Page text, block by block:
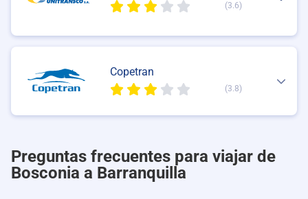
(3.6)
Copetran
(3.8)
Preguntas frecuentes para viajar de
Bosconia a Barranquilla